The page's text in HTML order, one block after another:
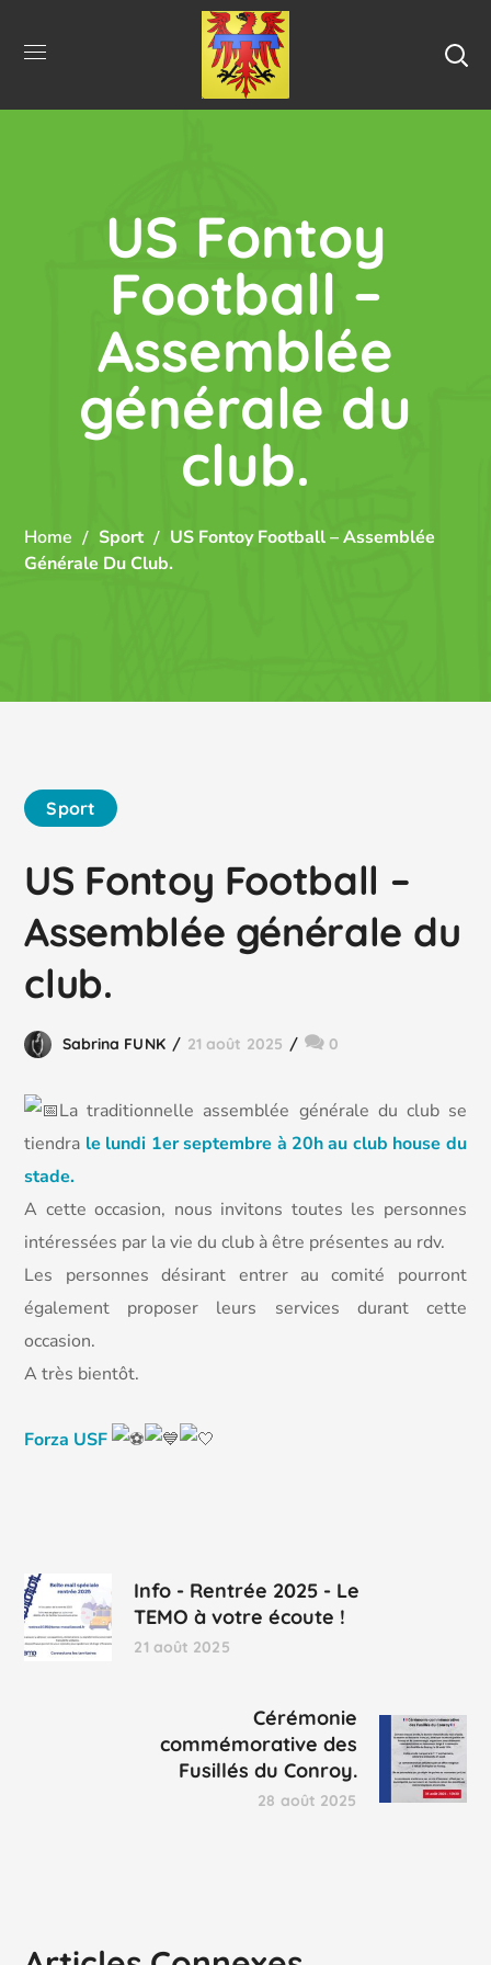
US Fontoy
Football –
Assemblée
générale du
club.
Home Sport
US Fontoy Football – Assemblée
Générale Du Club.
Sport
US Fontoy Football –
Assemblée générale du
club.
Sabrina FUNK 21 août 2025 0
La traditionnelle assemblée générale du club se
tiendra le lundi 1er septembre à 20h au club house du
stade.
A cette occasion, nous invitons toutes les personnes
intéressées par la vie du club à être présentes au rdv.
Les personnes désirant entrer au comité pourront
également proposer leurs services durant cette
occasion.
A très bientôt.
Forza USF
Info - Rentrée 2025 - Le
TEMO à votre écoute !
21 août 2025
Cérémonie
commémorative des
Fusillés du Conroy.
28 août 2025